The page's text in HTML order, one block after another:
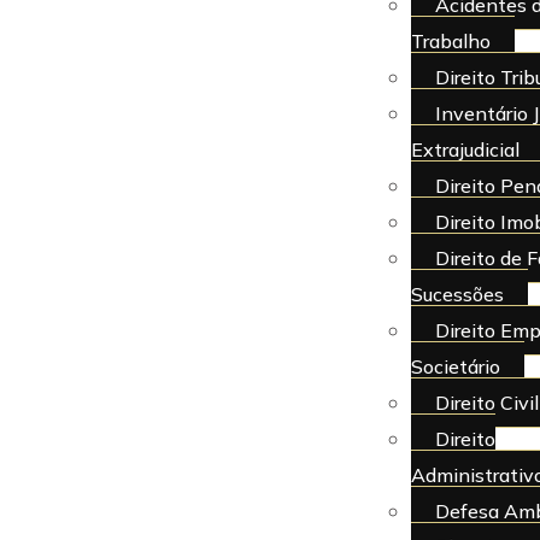
Acidentes
Trabalho
Direito
Inventário
Extrajudicial
Direito
Direito
Direito de
Sucessões
Direito
Societário
Direito Civil
Direito
Defesa